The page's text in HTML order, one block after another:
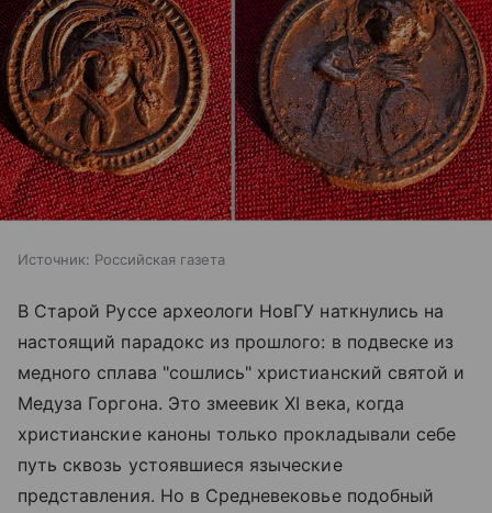
Источник: Российская газета
В Старой Руссе археологи НовГУ наткнулись на
настоящий парадокс из прошлого: в подвеске из
медного сплава "сошлись" христианский святой и
Медуза Горгона. Это змеевик XI века, когда
христианские каноны только прокладывали себе
путь сквозь устоявшиеся языческие
представления. Но в Средневековье подобный